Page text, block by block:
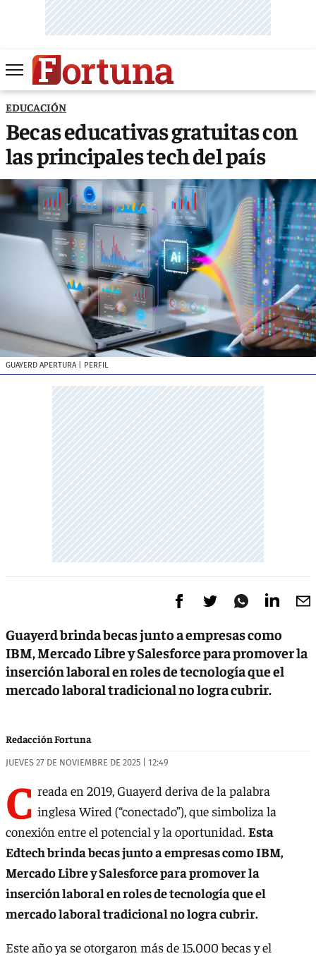
EDUCACIÓN
Becas educativas gratuitas con
las principales tech del país
GUAYERD APERTURA| PERFIL
Guayerd brinda becas junto a empresas como
IBM, Mercado Libre y Salesforce para promover la
inserción laboral en roles de tecnología que el
mercado laboral tradicional no logra cubrir.
Redacción Fortuna
JUEVES 27 DE NOVIEMBRE DE 2025 | 12:49
C reada en 2019, Guayerd deriva de la palabra
inglesa Wired (“conectado”), que simboliza la
conexión entre el potencial y la oportunidad. Esta
Edtech brinda becas junto a empresas como IBM,
Mercado Libre y Salesforce para promover la
inserción laboral en roles de tecnología que el
mercado laboral tradicional no logra cubrir.
Este año ya se otorgaron más de 15.000 becas y el